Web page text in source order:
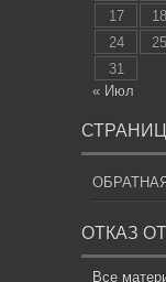
17
18
24
25
31
« Июл
ОТКАЗ
Все